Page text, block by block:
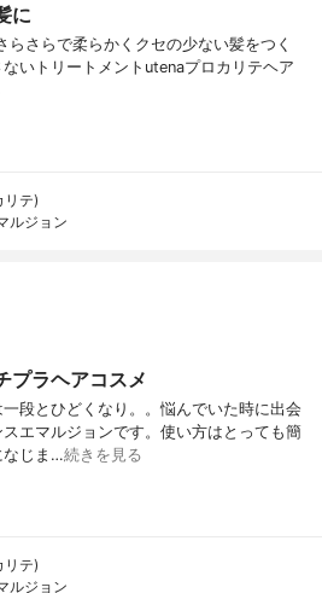
に
さらで柔らかくクセの少ない髪をつく
いトリートメント⁡⁡⁡utenaプロカリテヘア
リテ)
ルジョン
プラヘアコスメ
段とひどくなり。。悩んでいた時に出会
エマルジョンです。使い方はとっても簡
なじま…続きを見る
リテ)
ルジョン